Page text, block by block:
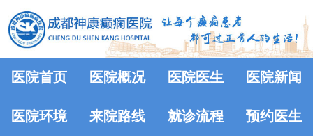
医院首页 医院概况 医院医生 医院新闻
医院环境 来院路线 就诊流程 预约医生